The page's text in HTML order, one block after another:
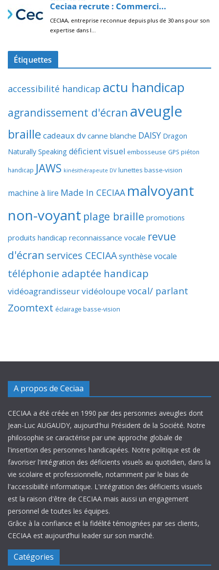
Étiquettes
accessibilité handicap actu handicap
agrandissement d'écran aveugle
braille cadeaux dv canne blanche DAISY Dragon
Naturally Speaking déficient visuel embosseuse GPS piéton
handicap JAWS kinésithérapeute DV lunettes basse-vision
machine à lire Made In CECIAA malvoyant
non-voyant plage braille promotions
produits handicap reconnaissance vocale revue
d'écran services CECIAAsynthèse vocale
téléphonie adaptée handicap
vidéoagrandisseurvidéoloupevocal/ parlant
Zoomtext éclairage basse-vision
A propos de Ceciaa
CECIAA a été créée en 1990 par des personnes aveugles dont
Jean-Luc AUGAUDY, aujourd'hui Président de la Société. Notre
philosophie se caractérise par une approche globale de
l'insertion des personnes handicapées. Notre politique est de
favoriser l'intégration des déficients visuels au quotidien, dans la
vie scolaire et professionnelle, notamment par le biais de
l'accessibiilté informatique. L'intégration des déficients visuels
est la raison d'être de CECIAA mais aussi un engagement
personnel de toutes les équipes.
Grâce à la confiance et la fidélité témoignées par ses clients,
CECIAA est aujourd’hui leader sur son marché.
Catégories